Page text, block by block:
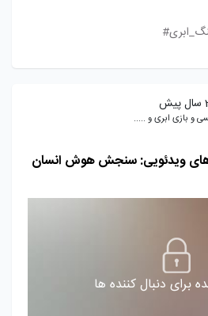
و بازی ابری و .....
ویدئویی: سنجش هوش انسان
برای دنبال کننده ها